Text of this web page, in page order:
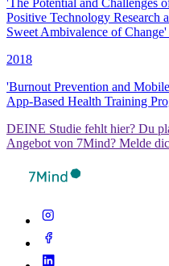
'The Potential and Challenges
Positive Technology
Sweet Ambivalence of
2018
'Burnout Prevention and
App-Based Health Training
DEINE Studie fehlt hier? Du
Angebot von 7Mind? Melde